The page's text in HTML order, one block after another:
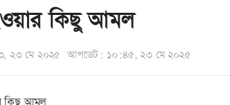
কিছু আমল
২৩ মে ২০২৫ আপডেট: ১০:৪৫, ২৩ মে ২০২৫